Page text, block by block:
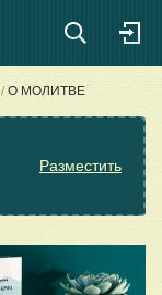
О МОЛИТВЕ
Разместить